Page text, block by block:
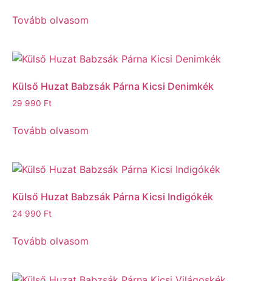
Tovább olvasom
Külső Huzat Babzsák Párna Kicsi Denimkék
29 990 Ft
Tovább olvasom
Külső Huzat Babzsák Párna Kicsi Indigókék
24 990 Ft
Tovább olvasom